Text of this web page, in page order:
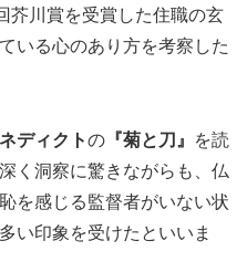
芥川賞を受賞した住職の玄
いる心のあり方を考察した
ディクトの 『菊と刀』
を読
く洞察に驚きながらも、仏
を感じる監督者がいない状
い印象を受けたといいま